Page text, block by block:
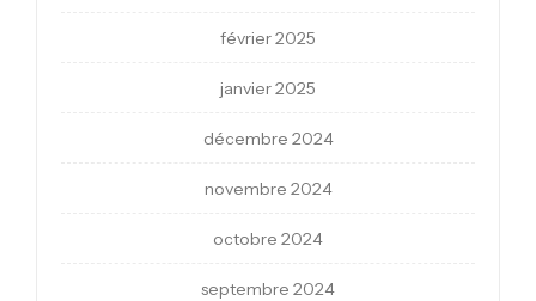
février 2025
janvier 2025
décembre 2024
novembre 2024
octobre 2024
septembre 2024